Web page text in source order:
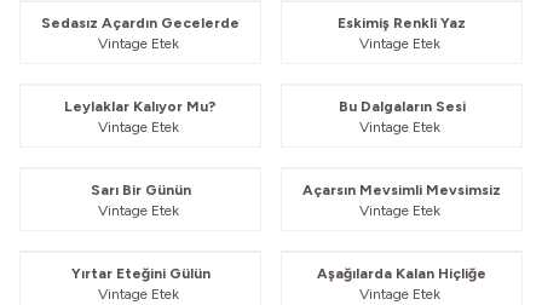
Sedasız Açardın Gecelerde
Vintage Etek
Eskimiş Renkli Yaz
Vintage Etek
Leylaklar Kalıyor Mu?
Vintage Etek
Bu Dalgaların Sesi
Vintage Etek
Sarı Bir Günün
Vintage Etek
Açarsın Mevsimli Mevsimsiz
Vintage Etek
Yırtar Eteğini Gülün
Vintage Etek
Aşağılarda Kalan Hiçliğe
Vintage Etek